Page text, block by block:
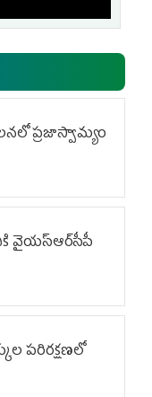
ప్రజాస్వామ్యం
వైయ‌స్ఆర్‌సీపీ
పరిరక్షణలో